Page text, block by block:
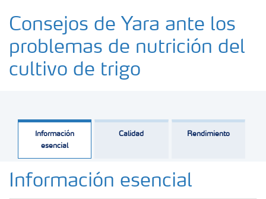
Consejos de Yara ante los
problemas de nutrición del
cultivo de trigo
Información
esencial
Calidad Rendimiento
Información esencial